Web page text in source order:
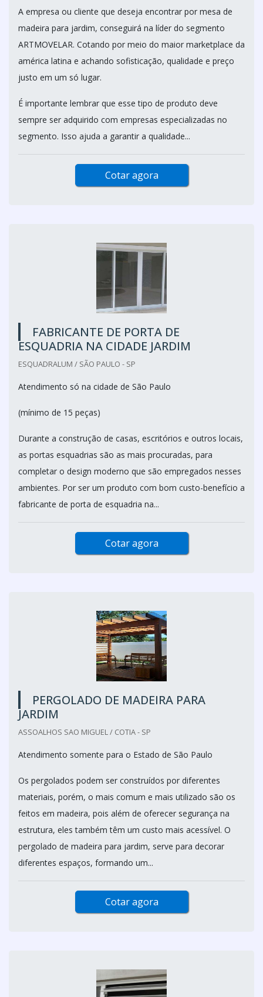
A empresa ou cliente que deseja encontrar por mesa de
madeira para jardim, conseguirá na líder do segmento
ARTMOVELAR. Cotando por meio do maior marketplace da
américa latina e achando sofisticação, qualidade e preço
justo em um só lugar.
É importante lembrar que esse tipo de produto deve
sempre ser adquirido com empresas especializadas no
segmento. Isso ajuda a garantir a qualidade...
Cotar agora
FABRICANTE DE PORTA DE
ESQUADRIA NA CIDADE JARDIM
ESQUADRALUM / SÃO PAULO - SP
Atendimento só na cidade de São Paulo
(mínimo de 15 peças)
Durante a construção de casas, escritórios e outros locais,
as portas esquadrias são as mais procuradas, para
completar o design moderno que são empregados nesses
ambientes. Por ser um produto com bom custo-benefício a
fabricante de porta de esquadria na...
Cotar agora
PERGOLADO DE MADEIRA PARA
JARDIM
ASSOALHOS SAO MIGUEL / COTIA - SP
Atendimento somente para o Estado de São Paulo
Os pergolados podem ser construídos por diferentes
materiais, porém, o mais comum e mais utilizado são os
feitos em madeira, pois além de oferecer segurança na
estrutura, eles também têm um custo mais acessível. O
pergolado de madeira para jardim, serve para decorar
diferentes espaços, formando um...
Cotar agora